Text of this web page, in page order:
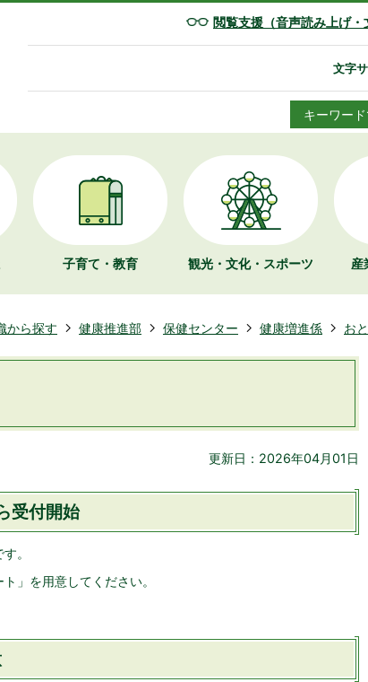
閲覧支援（音声読み上げ・
文字
キーワー
子育て・教育 観光・文化・ スポーツ 産
から探す 健康推進部 保健センター 健康増進係 お
更新日：2026年04月01日
受付開始
。
」を用意してください。